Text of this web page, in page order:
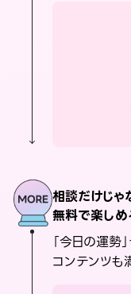
相談だけじゃ
無料で楽しめ
「今日の運勢
コンテンツも